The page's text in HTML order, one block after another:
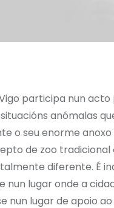
participa nun
anómalas
o seu enorme
de zoo
diferente. É
lugar onde a
nun lugar de apoio